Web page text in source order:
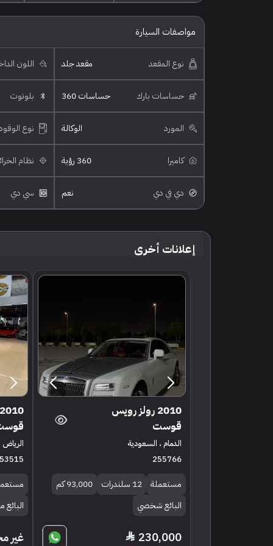
مواصفات السيارة
نوع المقعد مقعد جلد اللون
حساسات بارك حساسات 360 بلوتوث
المورد الوكالة نوع
كاميرا 360 رؤية نظام
دي في دي نعم سي دي
إعلانات أخرى
2010 رولز رويس
قوست
الدمام ، السعودية
255766
مستعملة 12 سلندرات
93,000 كم
البائع شخصي
230,000 غير